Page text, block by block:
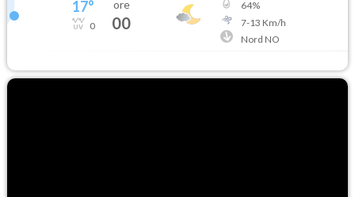
17°
0
ore
00
64%
7-13 Km/h
Nord NO